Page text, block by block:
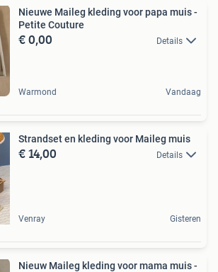
Nieuwe Maileg kleding voor papa muis -
Petite Couture
€ 0,00 Details
Warmond Vandaag
Strandset en kleding voor Maileg muis
€ 14,00 Details
Venray Gisteren
Nieuw Maileg kleding voor mama muis -